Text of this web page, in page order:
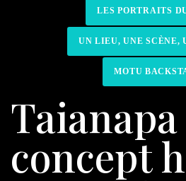
LES PORTRAITS
UN LIEU, UNE SCÈNE,
MOTU
Taianapa
concept